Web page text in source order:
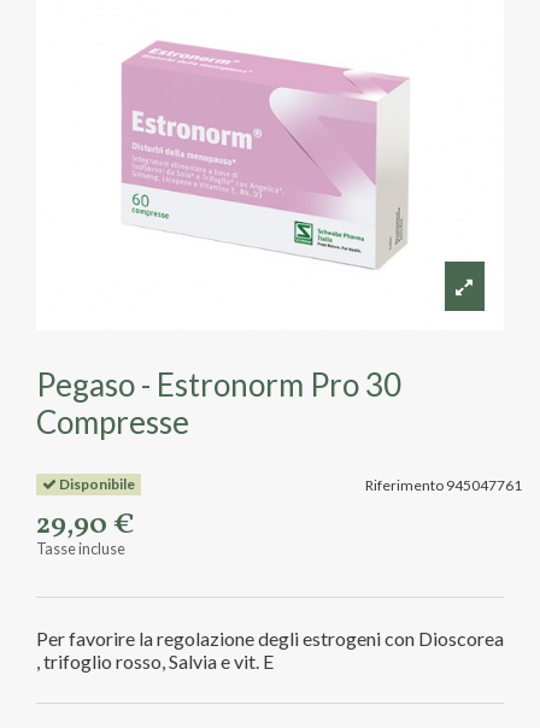
Pegaso - Estronorm Pro 30
Compresse
Riferimento 945047761
Disponibile
29,90 €
Tasse incluse
Per favorire la regolazione degli estrogeni con Dioscorea
, trifoglio rosso, Salvia e vit. E